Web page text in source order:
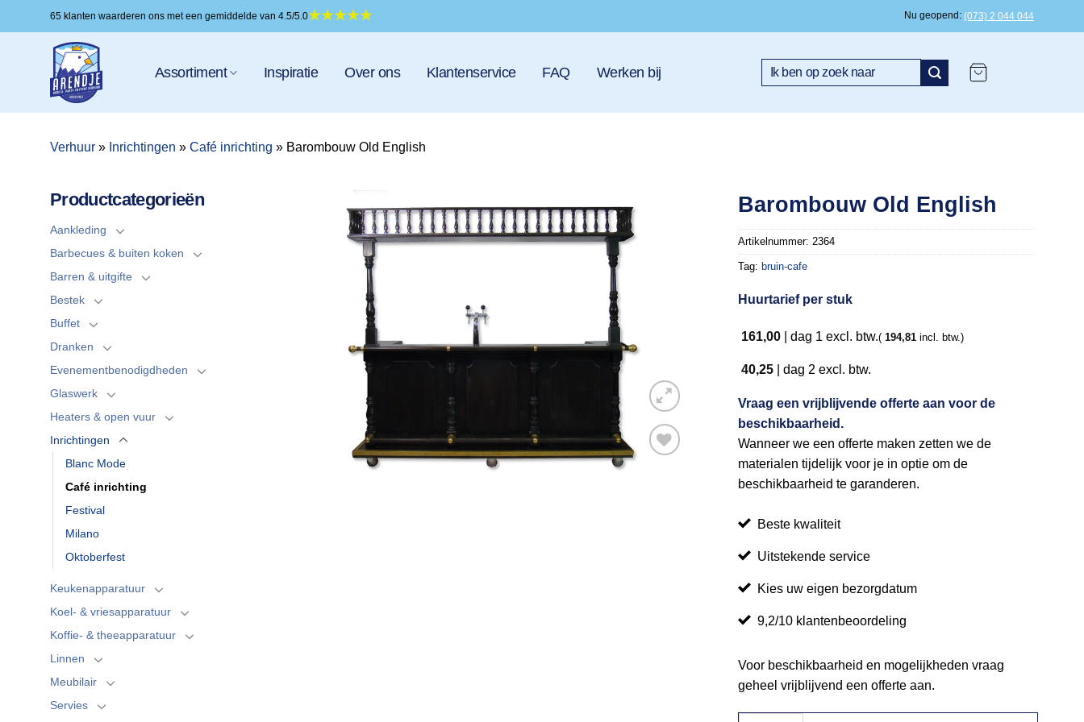
naar
65 klanten waarderen ons met een gemiddelde van 4.5/5.0 Nu geopend (073) 2 044 044
Assortiment Inspiratie Over ons Klantenservice FAQ Werken bij
Zoeken
Verhuur » Inrichtingen » Café inrichting » Barombouw Old English
Productcategorieën
Aankleding
Barbecues & buiten koken
Barren & uitgifte
Bestek
Buffet
Dranken
Evenementbenodigdheden
Glaswerk
Heaters & open vuur
Inrichtingen
Blanc Mode
Café inrichting
Festival
Milano
Oktoberfest
Keukenapparatuur
Koel- & vriesapparatuur
Koffie- & theeapparatuur
Linnen
Meubilair
Servies
Barombouw Old English
Artikelnummer:2364
Tag: bruin-cafe
Huurtarief per stuk
161,00 |dag 1 excl. btw.( 194,81 incl. btw.)
40,25 |dag 2 excl. btw.
Vraag een vrijblijvende offerte aan voor de
beschikbaarheid.
Wanneer we een offerte maken zetten we de
materialen tijdelijk voor je in optie om de
beschikbaarheid te garanderen.
Beste kwaliteit
Uitstekende service
Kies uw eigen bezorgdatum
9,2/10 klantenbeoordeling
Voor beschikbaarheid en mogelijkheden vraag
geheel vrijblijvend een offerte aan.